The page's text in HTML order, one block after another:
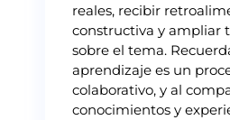
reales, recibir
constructiva y ampliar
sobre el tema.
aprendizaje es un
colaborativo, y al
conocimientos y